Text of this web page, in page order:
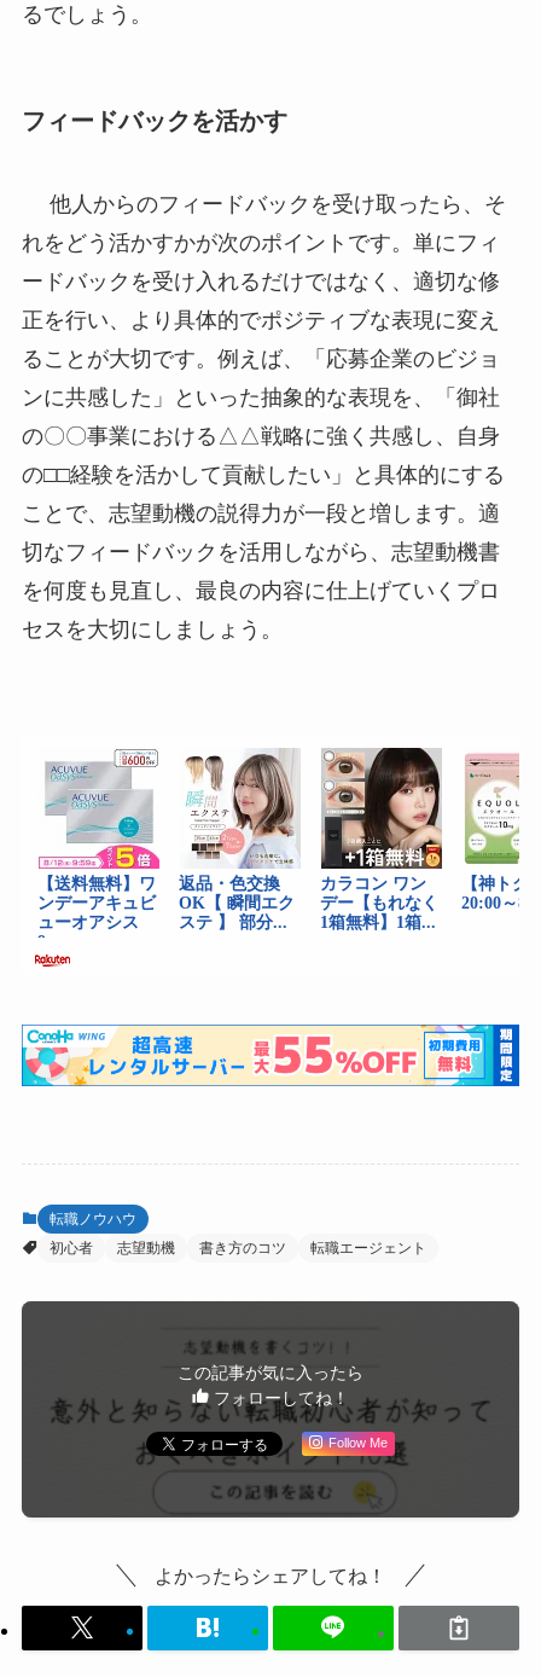
るでしょう。
フィードバックを活かす
他人からのフィードバックを受け取ったら、そ
れをどう活かすかが次のポイントです。単にフィ
ードバックを受け入れるだけではなく、適切な修
正を行い、より具体的でポジティブな表現に変え
ることが大切です。例えば、「応募企業のビジョ
ンに共感した」といった抽象的な表現を、「御社
の〇〇事業における△△戦略に強く共感し、自身
の□□経験を活かして貢献したい」と具体的にする
ことで、志望動機の説得力が一段と増します。適
切なフィードバックを活用しながら、志望動機書
を何度も見直し、最良の内容に仕上げていくプロ
セスを大切にしましょう。
転職ノウハウ
初心者
志望動機 書き方のコツ 転職エージェント
この記事が気に入ったら
フォローしてね！
Follow Me
よかったらシェアしてね！